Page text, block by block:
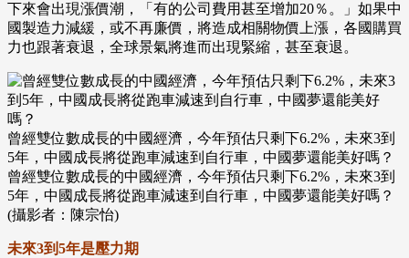
下來會出現漲價潮，「有的公司費用甚至增加20％。」如果中
國製造力減緩，或不再廉價，將造成相關物價上漲，各國購買
力也跟著衰退，全球景氣將進而出現緊縮，甚至衰退。
曾經雙位數成長的中國經濟，今年預估只剩下6.2%，未來3到
5年，中國成長將從跑車減速到自行車，中國夢還能美好嗎？
曾經雙位數成長的中國經濟，今年預估只剩下6.2%，未來3到
5年，中國成長將從跑車減速到自行車，中國夢還能美好嗎？
(攝影者：陳宗怡)
未來3到5年是壓力期